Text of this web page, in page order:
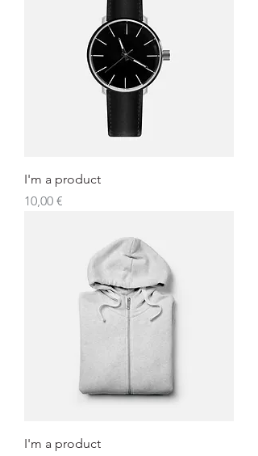
I'm a product
Preis
10,00 €
I'm a product